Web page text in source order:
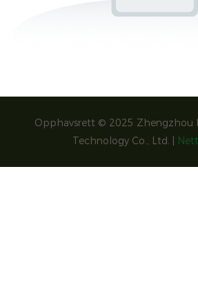
Opphavsrett © 2025 Zhengzhou
Technology Co., Ltd. |